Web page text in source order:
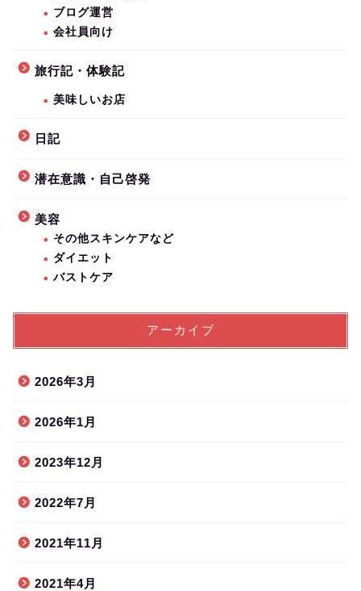
ブログ運営
会社員向け
旅行記・体験記
美味しいお店
日記
潜在意識・自己啓発
美容
その他スキンケアなど
ダイエット
バストケア
アーカイブ
2026年3月
2026年1月
2023年12月
2022年7月
2021年11月
2021年4月